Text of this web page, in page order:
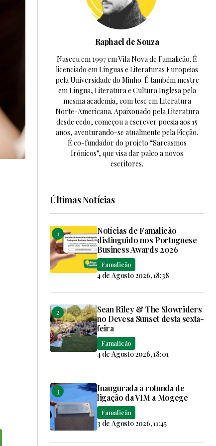
Raphael de Souza
Nasceu em 1997 em Vila Nova de Famalicão. É
licenciado em Línguas e Literaturas Europeias
pela Universidade do Minho. É também mestre
em Língua, Literatura e Cultura Inglesa pela
mesma academia, com tese em Literatura
Norte-Americana. Apaixonado pela Literatura
desde cedo, começou a escrever poesia aos 15
anos, aventurando-se atualmente pela Ficção.
É co-fundador do projeto “Sarcasmos
Irónicos”, que visa dar palco a novos
escritores.
Últimas Notícias
Notícias de Famalicão
distinguido nos Portuguese
Business Awards 2026
Famalicão
4 de Agosto 2026, 18:38
Sean Riley & The Slowriders
no Devesa Sunset desta sexta-
feira
Famalicão
4 de Agosto 2026, 18:01
Inaugurada a rotunda de
ligação da VIM a Mogege
Famalicão
3 de Agosto 2026, 11:45